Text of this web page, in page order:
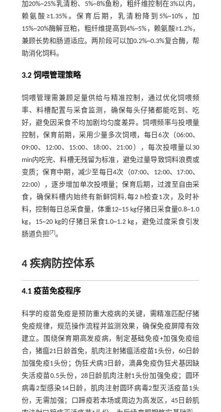
加20%~25%乳清粉、5%~8%鱼粉，粗纤维控制在3%以内，
赖氨酸≥1.35%。保育后期，乳清粉降到5%~10%，加
15%~20%酶解豆粕，粗纤维提高到4%~5%，赖氨酸≥1.2%，
兼顾长势和肠道适应。两阶段可以加0.2%~0.3%复合酶，帮
助消化饲料。
3.2 饲喂管理策略
饲喂管理需兼顾足量供给与精准控制，通过优化饲喂频
率、料槽配置与采食监测，确保每头仔猪都能吃到、吃
好，避免因采食不均加剧均匀度差异。饲喂频率与投喂量
控制，保育前期，采用少量多次饲喂，每日6次（06:00、
09:00、12:00、15:00、18:00、21:00），每次投喂量以30
min内吃完、料槽无残留为标准，避免过量导致饲料浪费或
变质；保育中期，减少至每日4次（07:00、12:00、17:00、
22:00），逐步增加单次投喂量；保育后期，过渡至自由采
食，确保料槽内始终有新鲜饲料,每2 h检查1次，及时补
料，控制每日总采食量，体重12~15 kg仔猪日采食量0.8~1.0
kg，15~20 kg的仔猪日采食1.0~1.2 kg，避免过度采食引发
肠道负担[7]。
4 疾病防控体系
4.1 疫苗免疫程序
科学的疫苗免疫是预防重大疫病的关键，需精准匹配仔猪
免疫规律，规范操作流程并监测效果，确保免疫屏障有效
建立。围绕保育期高发疫病，制定基础免疫+加强免疫组
合，猪瘟21日龄首免，肌肉注射猪瘟活疫苗1头份，60日龄
加强免疫1头份；伪狂犬病3日龄，滴鼻免疫伪狂犬基因缺
失活疫苗0.5头份，28日龄肌肉注射1头份加强免疫；圆环
病毒2型感染14日龄，肌肉注射圆环病毒2型灭活疫苗1头
份，无需加强；口蹄疫若本场或周边为高发区，45日龄肌